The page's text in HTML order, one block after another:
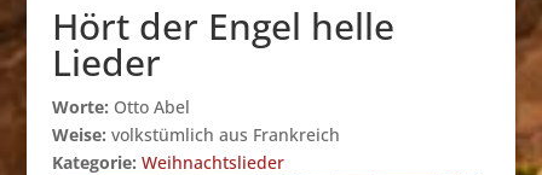
Hört der Engel helle
Lieder
Worte: Otto Abel
Weise: volkstümlich aus Frankreich
Kategorie: Weihnachtslieder